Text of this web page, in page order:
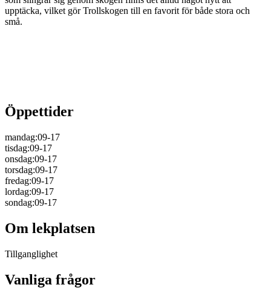
upptäcka, vilket gör Trollskogen till en favorit för både stora och
små.
Öppettider
mandag:09-17
tisdag:09-17
onsdag:09-17
torsdag:09-17
fredag:09-17
lordag:09-17
sondag:09-17
Om lekplatsen
Tillganglighet
Vanliga frågor